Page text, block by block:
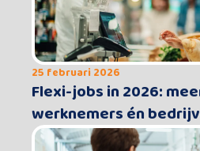
25 februari 2026
Flexi-jobs in 2026:
werknemers én